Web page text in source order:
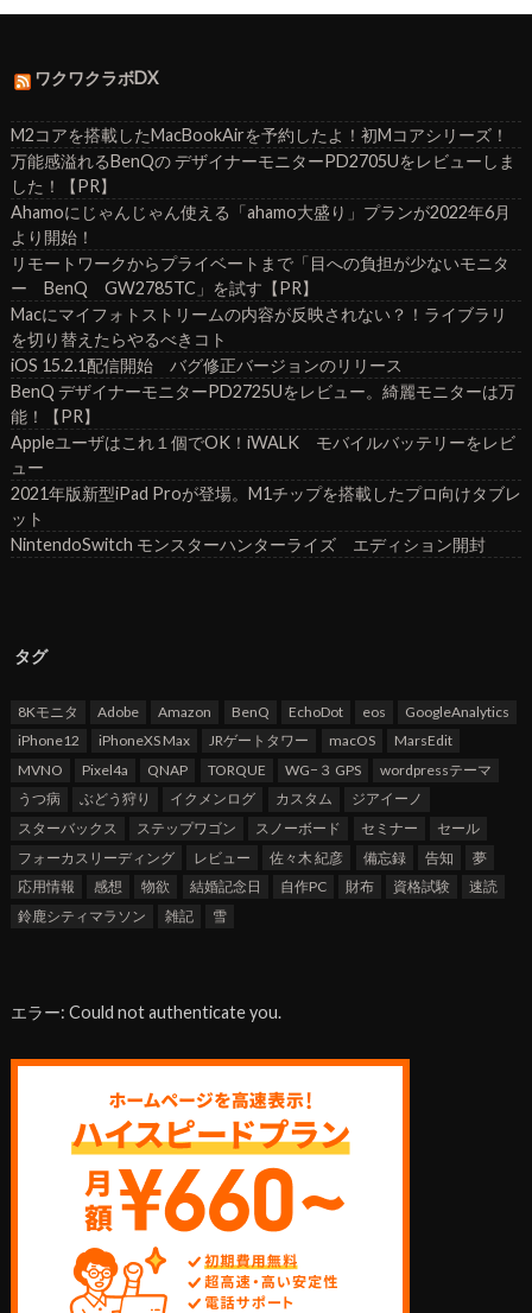
ワクワクラボDX
M2コアを搭載したMacBookAirを予約したよ！初Mコアシリーズ！
万能感溢れるBenQの デザイナーモニターPD2705Uをレビューしま
した！【PR】
Ahamoにじゃんじゃん使える「ahamo大盛り」プランが2022年6月
より開始！
リモートワークからプライベートまで「目への負担が少ないモニタ
ー BenQ GW2785TC」を試す【PR】
Macにマイフォトストリームの内容が反映されない？！ライブラリ
を切り替えたらやるべきコト
iOS 15.2.1配信開始 バグ修正バージョンのリリース
BenQ デザイナーモニターPD2725Uをレビュー。綺麗モニターは万
能！【PR】
Appleユーザはこれ１個でOK！iWALK モバイルバッテリーをレビ
ュー
2021年版新型iPad Proが登場。M1チップを搭載したプロ向けタブレ
ット
NintendoSwitch モンスターハンターライズ エディション開封
タグ
8Kモニタ Adobe Amazon BenQ EchoDot eos
GoogleAnalytics
iPhone12
iPhoneXS Max JRゲートタワー macOS
MarsEdit
MVNO
Pixel4a QNAP TORQUE WG−３ GPS
wordpressテーマ
うつ病
ぶどう狩り イクメンログ カスタム
ジアイーノ
スターバックス
ステップワゴン スノーボード セミナー
セール
フォーカスリーディング
レビュー 佐々木 紀彦 備忘録 告知
夢
応用情報
感想 物欲 結婚記念日 自作PC 財布 資格試験
速読
鈴鹿シティマラソン
雑記 雪
エラー: Could not authenticate you.